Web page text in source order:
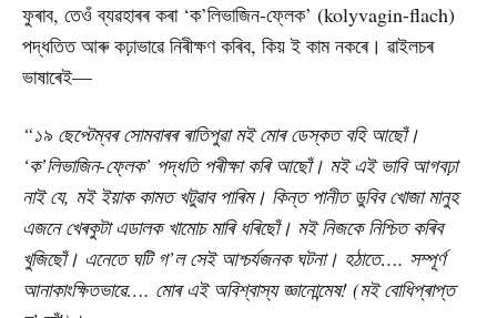
ফুৰাব, তেওঁ ব্যৱহাৰৰ কৰা ‘ক’লিভাজিন-ফ্লেক’ (kolyvagin-flach)
পদ্ধতিত আৰু কঢ়াভাৱে নিৰীক্ষণ কৰিব, কিয় ই কাম নকৰে। ৱাইলচৰ
ভাষাৰেই—
“১৯ ছেপ্টেম্বৰ সোমবাৰৰ ৰাতিপুৱা মই মোৰ ডেস্কত বহি আছোঁ।
‘ক’লিভাজিন-ফ্লেক’ পদ্ধতি পৰীক্ষা কৰি আছোঁ। মই এই ভাবি আগবঢ়া
নাই যে, মই ইয়াক কামত খটুৱাব পাৰিম। কিন্ত পানীত ডুবিব খোজা মানুহ
এজনে খেৰকুটা এডালক খামোচ মাৰি ধৰিছোঁ। মই নিজকে নিশ্চিত কৰিব
খুজিছোঁ। এনেতে ঘটি গ’ল সেই আশ্চৰ্যজনক ঘটনা। হঠাতে…. সম্পূৰ্ণ
আনাকাংক্ষিতভাৱে…. মোৰ এই অবিশ্বাস্য জ্ঞানোন্মেষ! (মই বোধিপ্ৰাপ্ত